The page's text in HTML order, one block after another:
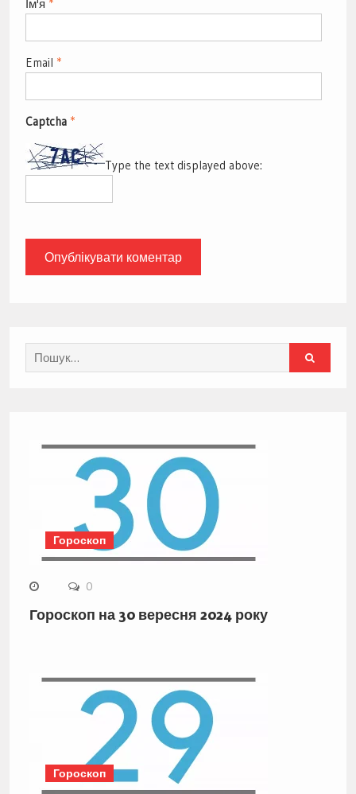
Ім'я *
Email *
Captcha *
Type the text displayed above:
Search
for:
Гороскоп
0
Гороскоп на 30 вересня 2024 року
Гороскоп